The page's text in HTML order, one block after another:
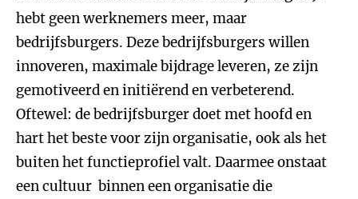
hebt geen werknemers meer, maar
bedrijfsburgers. Deze bedrijfsburgers willen
innoveren, maximale bijdrage leveren, ze zijn
gemotiveerd en initiërend en verbeterend.
Oftewel: de bedrijfsburger doet met hoofd en
hart het beste voor zijn organisatie, ook als het
buiten het functieprofiel valt. Daarmee onstaat
een cultuur binnen een organisatie die